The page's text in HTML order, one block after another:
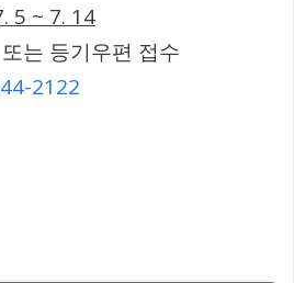
5 ~ 7. 14
는 등기우편 접수
2122